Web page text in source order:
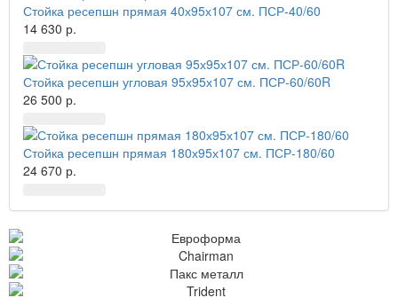
Стойка ресепшн прямая 40х95х107 см. ПСР-40/60
14 630 р.
Стойка ресепшн угловая 95х95х107 см. ПСР-60/60R
26 500 р.
Стойка ресепшн прямая 180х95х107 см. ПСР-180/60
24 670 р.